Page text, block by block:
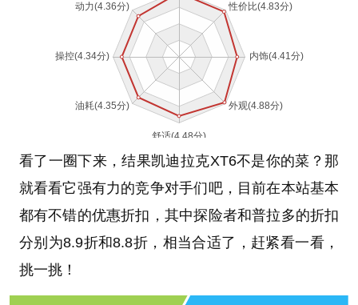
看了一圈下来，结果凯迪拉克XT6不是你的菜？那
就看看它强有力的竞争对手们吧，目前在本站基本
都有不错的优惠折扣，其中探险者和普拉多的折扣
分别为8.9折和8.8折，相当合适了，赶紧看一看，
挑一挑！